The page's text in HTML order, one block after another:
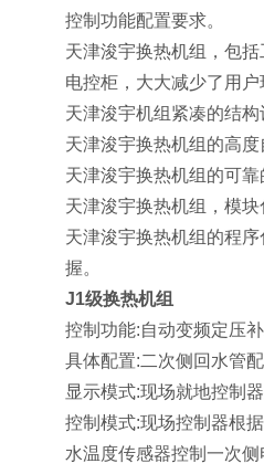
控制功能配置要求。
天津浚宇换热机组，包
电控柜，大大减少了用
天津浚宇机组紧凑的结
天津浚宇换热机组的高
天津浚宇换热机组的可
天津浚宇换热机组，模
天津浚宇换热机组的程
握。
J1级换热机组
控制功能:自动变频定压
具体配置:二次侧回水管
显示模式:现场就地控制
控制模式:现场控制器根
水温度传感器控制一次